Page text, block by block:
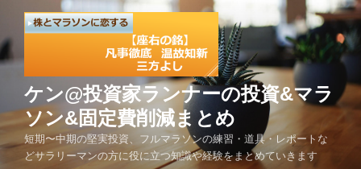
テ
ン
ス
キ
ケン@投資家ランナーの投資&マラ
ソン&固定費削減まとめ
短期〜中期の堅実投資、フルマラソンの練習・道具・レポートな
どサラリーマンの方に役に立つ知識や経験をまとめていきます